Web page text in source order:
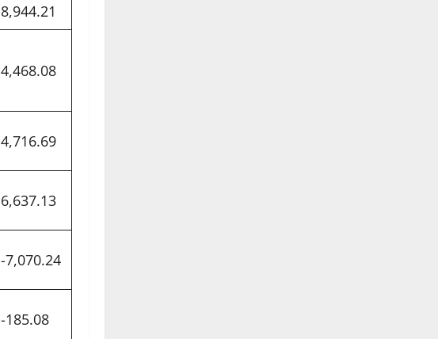
8,944.21
4,468.08
4,716.69
6,637.13
-7,070.24
-185.08